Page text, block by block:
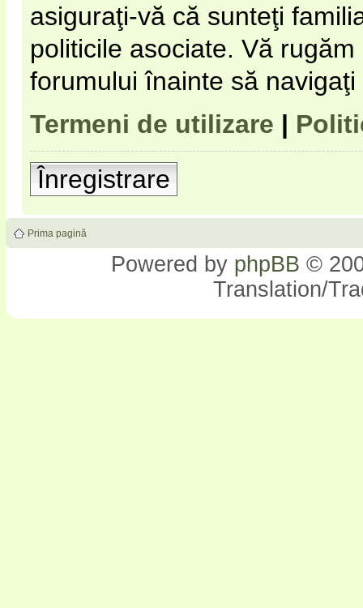
asiguraţi-vă că sunteţi
politicile asociate. Vă
forumului înainte să
Termeni de utilizare |
Înregistrare
Prima pagină
Powered by phpBB ©
Translation/